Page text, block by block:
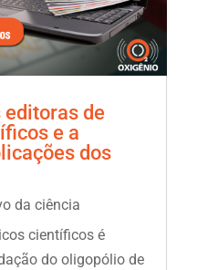
editoras de
e a
dos
da ciência
científicos é
do oligopólio de